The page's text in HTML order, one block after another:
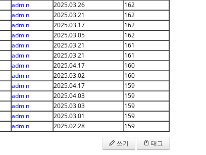
admin 2025.03.26
162
admin 2025.03.21
162
admin 2025.03.17
162
admin 2025.03.05
162
admin 2025.03.21
161
admin 2025.03.21
161
admin 2025.04.17
160
admin 2025.03.02
160
admin 2025.04.17
159
admin 2025.04.03
159
admin 2025.03.03
159
admin 2025.03.01
159
admin 2025.02.28
159
쓰기
태그